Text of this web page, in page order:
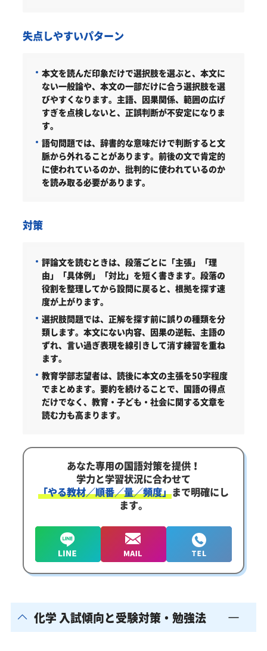
失点しやすいパターン
本文を読んだ印象だけで選択肢を選ぶと、本文に
ない一般論や、本文の一部だけに合う選択肢を選
びやすくなります。主語、因果関係、範囲の広げ
すぎを点検しないと、正誤判断が不安定になりま
す。
語句問題では、辞書的な意味だけで判断すると文
脈から外れることがあります。前後の文で肯定的
に使われているのか、批判的に使われているのか
を読み取る必要があります。
対策
評論文を読むときは、段落ごとに「主張」「理
由」「具体例」「対比」を短く書きます。段落の
役割を整理してから設問に戻ると、根拠を探す速
度が上がります。
選択肢問題では、正解を探す前に誤りの種類を分
類します。本文にない内容、因果の逆転、主語の
ずれ、言い過ぎ表現を線引きして消す練習を重ね
ます。
教育学部志望者は、読後に本文の主張を50字程度
でまとめます。要約を続けることで、国語の得点
だけでなく、教育・子ども・社会に関する文章を
読む力も高まります。
あなた専用の国語対策を提供！
学力と学習状況に合わせて
「やる教材／順番／量／頻度」まで明確にし
ます。
化学 入試傾向と受験対策・勉強法